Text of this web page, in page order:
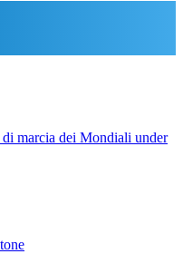
marcia dei Mondiali under